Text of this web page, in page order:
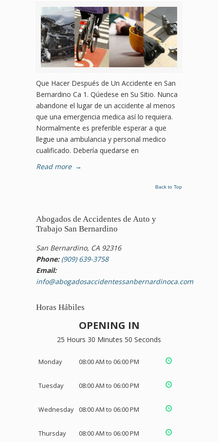
Que Hacer Después de Un Accidente en San
Bernardino Ca 1. Qúedese en Su Sitio. Nunca
abandone el lugar de un accidente al menos
que una emergencia medica así lo requiera.
Normalmente es preferible esperar a que
llegue una ambulancia y personal medico
cualificado. Debería quedarse en
Read more →
Back to Top
Abogados de Accidentes de Auto y
Trabajo San Bernardino
San Bernardino, CA 92316
Phone: (909) 639-3758
Email:
info@abogadosaccidentessanbernardinoca.com
Horas Hábiles
OPENING IN
25 Hours 30 Minutes 50 Seconds
Monday 08:00 AM to 06:00 PM
Tuesday 08:00 AM to 06:00 PM
Wednesday 08:00 AM to 06:00 PM
Thursday 08:00 AM to 06:00 PM